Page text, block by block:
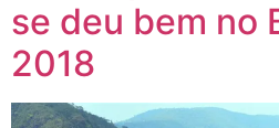
se deu bem no
2018